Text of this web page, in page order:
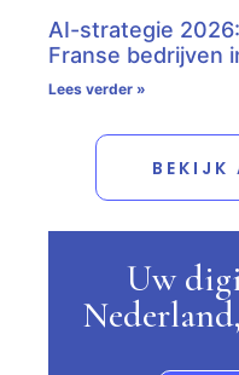
AI-strategie
Franse bedrijven
Lees verder »
BEKIJK
Uw